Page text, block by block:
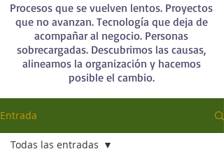
Procesos que se vuelven lentos. Proyectos
que no avanzan. Tecnología que deja de
acompañar al negocio. Personas
sobrecargadas. Descubrimos las causas,
alineamos la organización y hacemos
posible el cambio.
Entrada
Todas las entradas